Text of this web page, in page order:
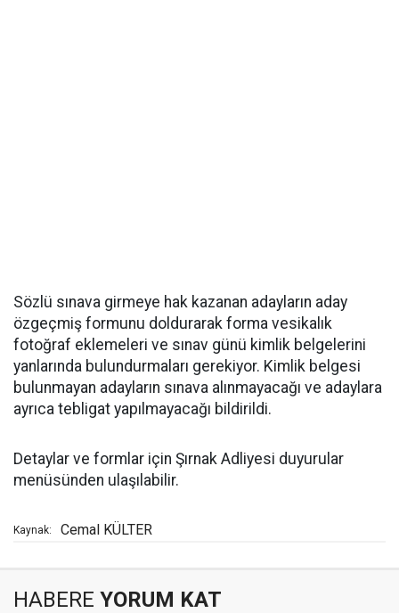
Sözlü sınava girmeye hak kazanan adayların aday
özgeçmiş formunu doldurarak forma vesikalık
fotoğraf eklemeleri ve sınav günü kimlik belgelerini
yanlarında bulundurmaları gerekiyor. Kimlik belgesi
bulunmayan adayların sınava alınmayacağı ve adaylara
ayrıca tebligat yapılmayacağı bildirildi.
Detaylar ve formlar için Şırnak Adliyesi duyurular
menüsünden ulaşılabilir.
Kaynak: Cemal KÜLTER
HABERE YORUM KAT